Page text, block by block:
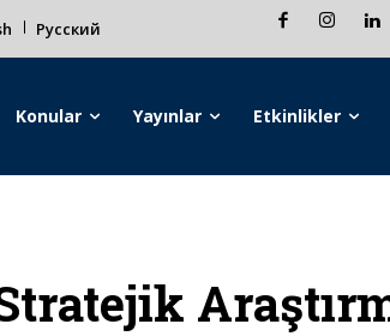
Русский
Konular Yayınlar Etkinlikler